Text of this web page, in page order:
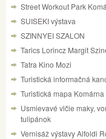
Street Workout Park
SUISEKI výstava
SZINNYEI SZALON
Tarics Lorincz Margit
Tatra Kino Mozi
Turistická informačná
Turistická mapa Komárna
Usmievavé vlčie maky,
tulipánok
Vernisáž výstavy Alfoldi